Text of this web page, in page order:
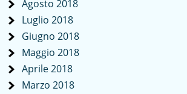
Agosto 2018
Luglio 2018
Giugno 2018
Maggio 2018
Aprile 2018
Marzo 2018